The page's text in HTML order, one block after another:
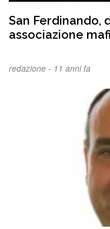
San Ferdinando,
associazione
redazione - 11 anni fa